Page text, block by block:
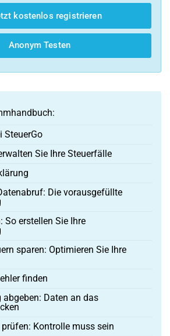
kostenlos registrieren
Anonym Testen
SteuerGo
Sie Ihre Steuerfälle
Die vorausgefüllte
So erstellen Sie Ihre
sparen: Optimieren Sie Ihre
finden
abgeben: Daten an das
Kontrolle muss sein